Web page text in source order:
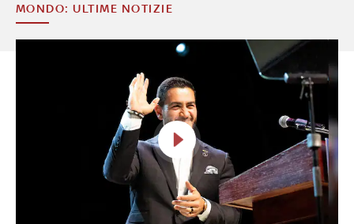
MONDO: ULTIME NOTIZIE